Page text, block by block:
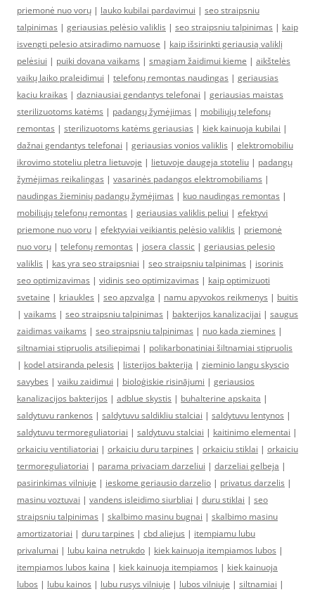
priemonė nuo vorų | lauko kubilai pardavimui | seo straipsniu
talpinimas | geriausias pelėsio valiklis | seo straipsniu talpinimas | kaip
isvengti pelesio atsiradimo namuose | kaip išsirinkti geriausią valiklį
pelėsiui | puiki dovana vaikams | smagiam žaidimui kieme | aikštelės
vaikų laiko praleidimui | telefonų remontas naudingas | geriausias
kaciu kraikas | dazniausiai gendantys telefonai | geriausias maistas
sterilizuotoms katėms | padangų žymėjimas | mobiliųjų telefonų
remontas | sterilizuotoms katėms geriausias | kiek kainuoja kubilai |
dažnai gendantys telefonai | geriausias vonios valiklis | elektromobiliu
ikrovimo stoteliu pletra lietuvoje | lietuvoje daugeja stoteliu | padangų
žymėjimas reikalingas | vasarinės padangos elektromobiliams |
naudingas žieminių padangų žymėjimas | kuo naudingas remontas |
mobiliųjų telefonų remontas | geriausias valiklis peliui | efektyvi
priemone nuo voru | efektyviai veikiantis pelėsio valiklis | priemonė
nuo vorų | telefonų remontas | josera classic | geriausias pelesio
valiklis | kas yra seo straipsniai | seo straipsniu talpinimas | isorinis
seo optimizavimas | vidinis seo optimizavimas | kaip optimizuoti
svetaine | kriaukles | seo apzvalga | namu apyvokos reikmenys | buitis
| vaikams | seo straipsniu talpinimas | bakterijos kanalizacijai | saugus
zaidimas vaikams | seo straipsniu talpinimas | nuo kada ziemines |
siltnamiai stipruolis atsiliepimai | polikarbonatiniai šiltnamiai stipruolis
| kodel atsiranda pelesis | listerijos bakterija | zieminio langu skyscio
savybes | vaiku zaidimui | bioloģiskie risinājumi | geriausios
kanalizacijos bakterijos | adblue skystis | buhalterine apskaita |
saldytuvu rankenos | saldytuvu saldikliu stalciai | saldytuvu lentynos |
saldytuvu termoreguliatoriai | saldytuvu stalciai | kaitinimo elementai |
orkaiciu ventiliatoriai | orkaiciu duru tarpines | orkaiciu stiklai | orkaiciu
termoreguliatoriai | parama privaciam darzeliui | darzeliai gelbeja |
pasirinkimas vilniuje | ieskome geriausio darzelio | privatus darzelis |
masinu voztuvai | vandens isleidimo siurbliai | duru stiklai | seo
straipsniu talpinimas | skalbimo masinu bugnai | skalbimo masinu
amortizatoriai | duru tarpines | cbd aliejus | itempiamu lubu
privalumai | lubu kaina netrukdo | kiek kainuoja itempiamos lubos |
itempiamos lubos kaina | kiek kainuoja itempiamos | kiek kainuoja
lubos | lubu kainos | lubu rusys vilniuje | lubos vilniuje | siltnamiai |